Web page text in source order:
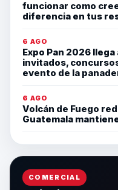
funcionar como
diferencia en tus
6 AGO
Expo Pan 2026
invitados,
evento de la
6 AGO
Volcán de Fuego
Guatemala
COMERCIAL